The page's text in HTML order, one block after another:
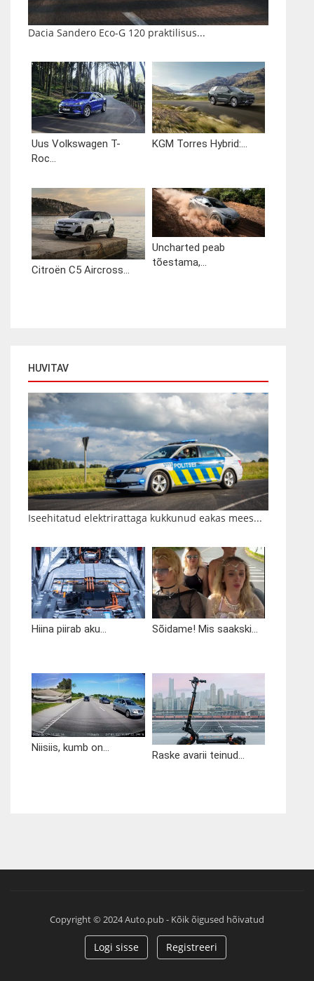
Dacia Sandero Eco-G 120 praktilisus...
Uus Volkswagen T-
Roc...
KGM Torres Hybrid:...
Citroën C5 Aircross...
Uncharted peab
tõestama,...
HUVITAV
Iseehitatud elektrirattaga kukkunud eakas mees...
Hiina piirab aku... Sõidame! Mis saakski...
Niisiis, kumb on...
Raske avarii teinud...
Copyright © 2024 Auto.pub - Kõik õigused hõivatud
Logi sisse Registreeri